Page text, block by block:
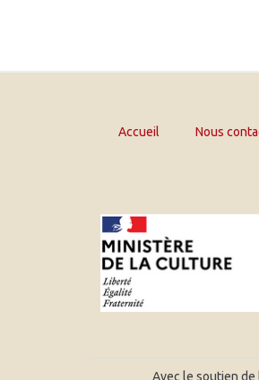
Accueil Nous
Avec le soutien